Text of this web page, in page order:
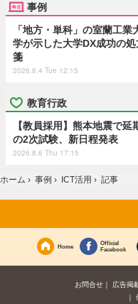
事例
「地方・単科」の室蘭工業
学が示した大学DX成功の処
箋
2026.8.4 Tue 12:15
教育行政
【教員採用】熊本地震で延
の2次試験、新日程発表
2026.8.6 Thu 17:15
ホーム › 事例 › ICT活用 › 記事
Home
Official
Facebook
お問合せ 広告掲